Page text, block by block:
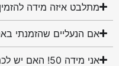
מתלבט איזה מידה
אם הנעליים שהזמנתי
אני מידה 50! האם יש לכם נעליים במידה שלי?